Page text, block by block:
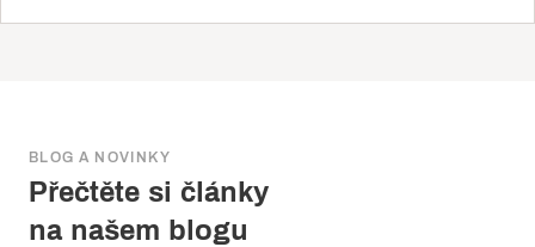
BLOG A NOVINKY
Přečtěte si články
na našem blogu